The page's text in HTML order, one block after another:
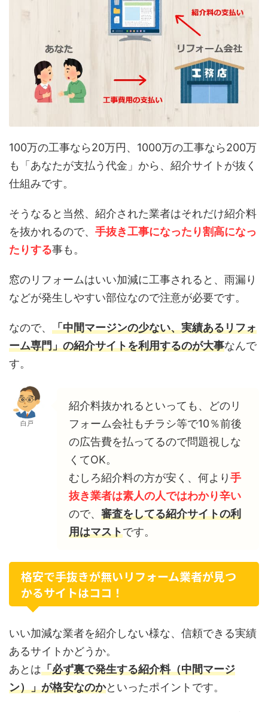
100万の工事なら20万円、1000万の工事なら200万
も「あなたが支払う代金」から、紹介サイトが抜く
仕組みです。
そうなると当然、紹介された業者はそれだけ紹介料
を抜かれるので、 手抜き工事になったり割高になっ
たりする事も。
窓のリフォームはいい加減に工事されると、雨漏り
などが発生しやすい部位なので注意が必要です。
なので、 「中間マージンの少ない、実績あるリフォ
ーム専門」の紹介サイトを利用するのが大事なんで
す。
白戸
紹介料抜かれるといっても、どのリ
フォーム会社もチラシ等で10％前後
の広告費を払ってるので問題視しな
くてOK。
むしろ紹介料の方が安く、何より手
抜き業者は素人の人ではわかり辛い
ので、 審査をしてる紹介サイトの利
用はマストです。
格安で手抜きが無いリフォーム業者が見つ
かるサイトはココ！
いい加減な業者を紹介しない様な、信頼できる実績
あるサイトかどうか。
あとは「必ず裏で発生する紹介料（中間マージ
ン）」が格安なのかといったポイントです。